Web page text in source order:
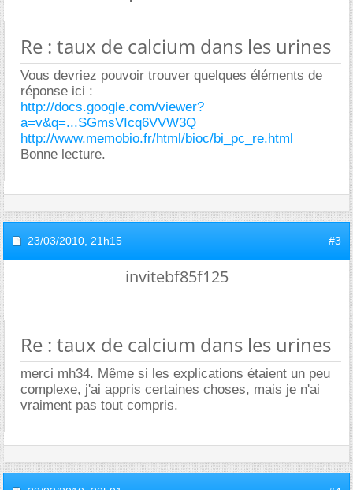
Re : taux de calcium dans les urines
Vous devriez pouvoir trouver quelques éléments de
réponse ici :
http://docs.google.com/viewer?
a=v&q=...SGmsVIcq6VVW3Q
http://www.memobio.fr/html/bioc/bi_pc_re.html
Bonne lecture.
23/03/2010, 21h15 #3
invitebf85f125
Re : taux de calcium dans les urines
merci mh34. Même si les explications étaient un peu
complexe, j'ai appris certaines choses, mais je n'ai
vraiment pas tout compris.